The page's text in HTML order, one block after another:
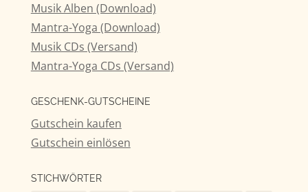
Musik Alben (Download)
Mantra-Yoga (Download)
Musik CDs (Versand)
Mantra-Yoga CDs (Versand)
GESCHENK-GUTSCHEINE
Gutschein kaufen
Gutschein einlösen
STICHWÖRTER